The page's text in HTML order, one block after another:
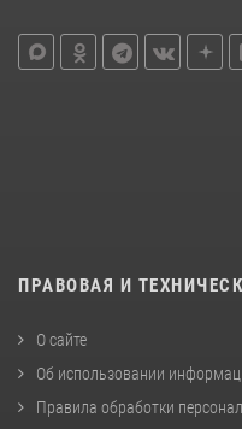
ПРАВОВАЯ И
О сайте
Об использовании
Правила обработки